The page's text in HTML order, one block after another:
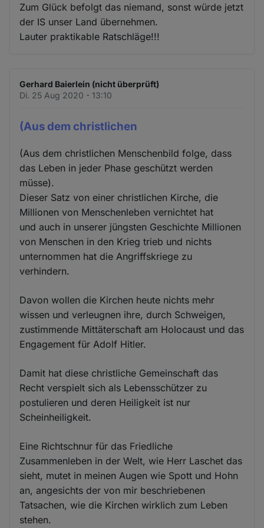
Zum Glück befolgt das niemand, sonst würde jetzt
der IS unser Land übernehmen.
Lauter praktikable Ratschläge!!!
Gerhard Baierlein (nicht überprüft)
Di. 25 Aug 2020 - 13:10
(Aus dem christlichen
(Aus dem christlichen Menschenbild folge, dass
das Leben in jeder Phase geschützt werden
müsse).
Dieser Satz von einer christlichen Kirche, die
Millionen von Menschenleben vernichtet hat
und auch in unserer jüngsten Geschichte Millionen
von Menschen in den Krieg trieb und nichts
unternommen hat die Angriffskriege zu
verhindern.
Davon wollen die Kirchen heute nichts mehr
wissen und verleugnen ihre, durch Schweigen,
zustimmende Mittäterschaft am Holocaust und das
Engagement für Adolf Hitler.
Damit hat diese christliche Gemeinschaft das
Recht verspielt sich als Lebensschützer zu
postulieren und deren Heiligkeit ist nur
Scheinheiligkeit.
Eine Richtschnur für das Friedliche
Zusammenleben in der Welt, wie Herr Laschet das
sieht, mutet in meinen Augen wie Spott und Hohn
an, angesichts der von mir beschriebenen
Tatsachen, wie die Kirchen wirklich zum Leben
stehen.